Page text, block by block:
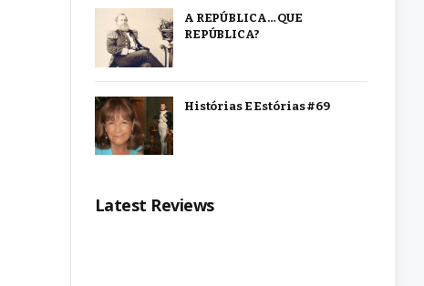
A REPÚBLICA… QUE
REPÚBLICA?
Histórias E Estórias #69
Latest Reviews